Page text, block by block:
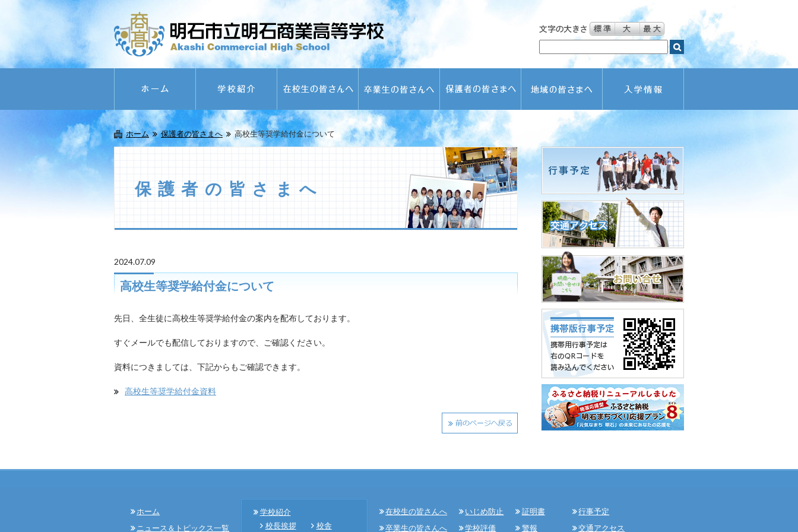
ホーム 保護者の皆さまへ 高校生等奨学給付金について
保護者の皆さまへ
2024.07.09
高校生等奨学給付金について
先日、全生徒に高校生等奨学給付金の案内を配布しております。
すぐメールでも配信しておりますので、ご確認ください。
資料につきましては、下記からもご確認できます。
高校生等奨学給付金資料
ホーム
ニュース＆トピックス一覧
学校紹介
校長挨拶
校舎
在校生の皆さんへ
卒業生の皆さんへ
いじめ防止
学校評価
証明書
警報
行事予定
交通アクセス